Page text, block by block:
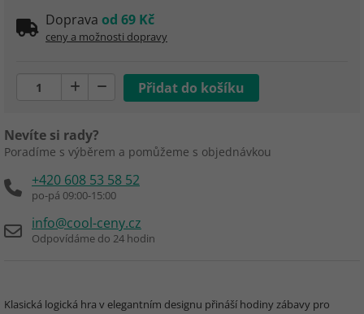
Doprava od 69 Kč
ceny a možnosti dopravy
Nevíte si rady?
Poradíme s výběrem a pomůžeme s objednávkou
+420 608 53 58 52
po-pá 09:00-15:00
info@cool-ceny.cz
Odpovídáme do 24 hodin
Klasická logická hra v elegantním designu přináší hodiny zábavy pro